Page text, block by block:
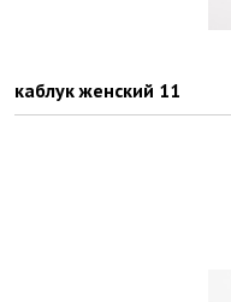
каблук женский 11